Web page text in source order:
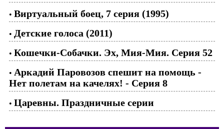
• Виртуальный боец, 7 серия (1995)
• Детские голоса (2011)
• Кошечки-Собачки. Эх, Мия-Мия. Серия 52
• Аркадий Паровозов спешит на помощь -
Нет полетам на качелях! - Серия 8
• Царевны. Праздничные серии